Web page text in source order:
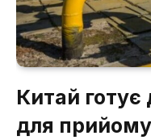
Китай готує
для прийому